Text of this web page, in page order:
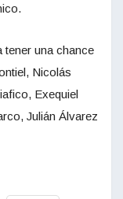
tener una chance
Nicolás
Exequiel
Julián Álvarez